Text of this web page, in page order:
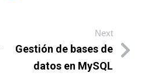
Next
Gestión de bases de
datos en MySQL